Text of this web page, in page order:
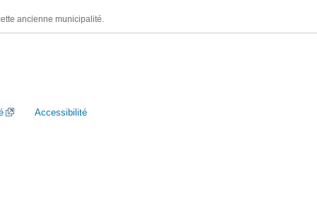
ancienne municipalité.
Accessibilité